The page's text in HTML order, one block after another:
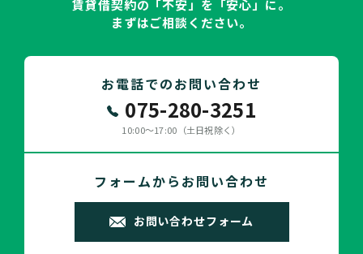
賃貸借契約の「不安」を「安心」に。
まずはご相談ください。
お電話でのお問い合わせ
075-280-3251
10:00～17:00（土日祝除く）
フォームからお問い合わせ
お問い合わせフォーム